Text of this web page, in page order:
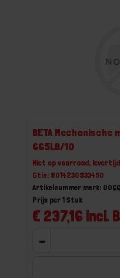
BETA
665LB/10
Niet op voorraad,
Gtin: 8014230933450
Artikelnummer merk:
€ 237,16 incl.
Prijs per 1 Stuk
-